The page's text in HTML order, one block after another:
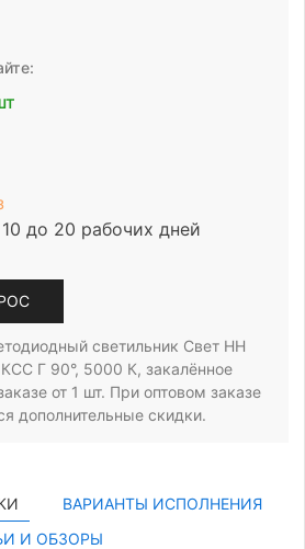
до 20 рабочих дней
светильник Свет НН
Г 90°, 5000 К, закалённое
от 1 шт. При оптовом заказе
дополнительные скидки.
ВАРИАНТЫ ИСПОЛНЕНИЯ
И ОБЗОРЫ